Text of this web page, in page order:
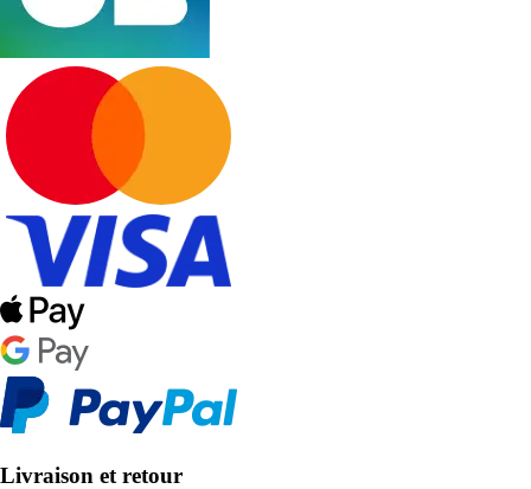
Livraison et retour